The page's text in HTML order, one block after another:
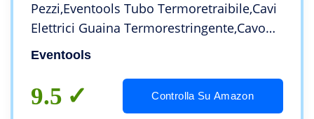
Pezzi,Eventools Tubo Termoretraibile,Cavi
Elettrici Guaina Termorestringente,Cavo
Elettrico,Kit Tubo Termorestringente per
Eventools
9.5 Controlla Su Amazon